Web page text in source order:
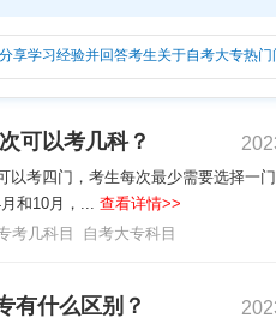
学习经验并回答考生关于自考大专热门
可以考几科？
以考四门，考生每次最少需要选择一
和10月，... 查看详情>>
考几科目 自考大专科目
有什么区别？